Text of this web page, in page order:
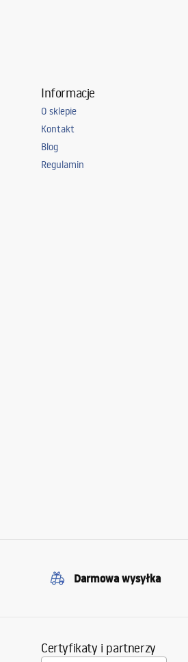
Informacje
O sklepie
Kontakt
Blog
Regulamin
Darmowa wysyłka
Certyfikaty i partnerzy